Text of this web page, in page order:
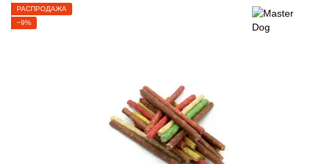
РАСПРОДАЖА
−9%